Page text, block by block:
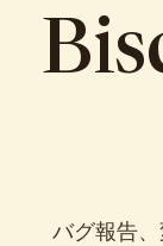
バグ報告